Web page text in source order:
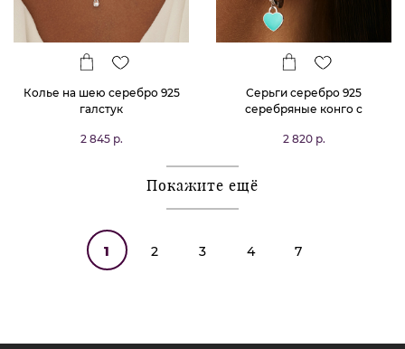
Колье на шею серебро 925
галстук
2 845 р.
Серьги серебро 925
серебряные конго с
2 820 р.
Покажите ещё
1 2 3 4 7